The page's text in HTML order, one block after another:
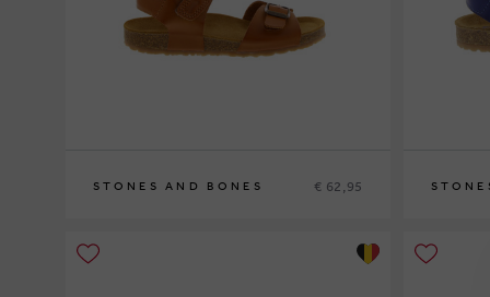
STONES AND BONES € 62,95